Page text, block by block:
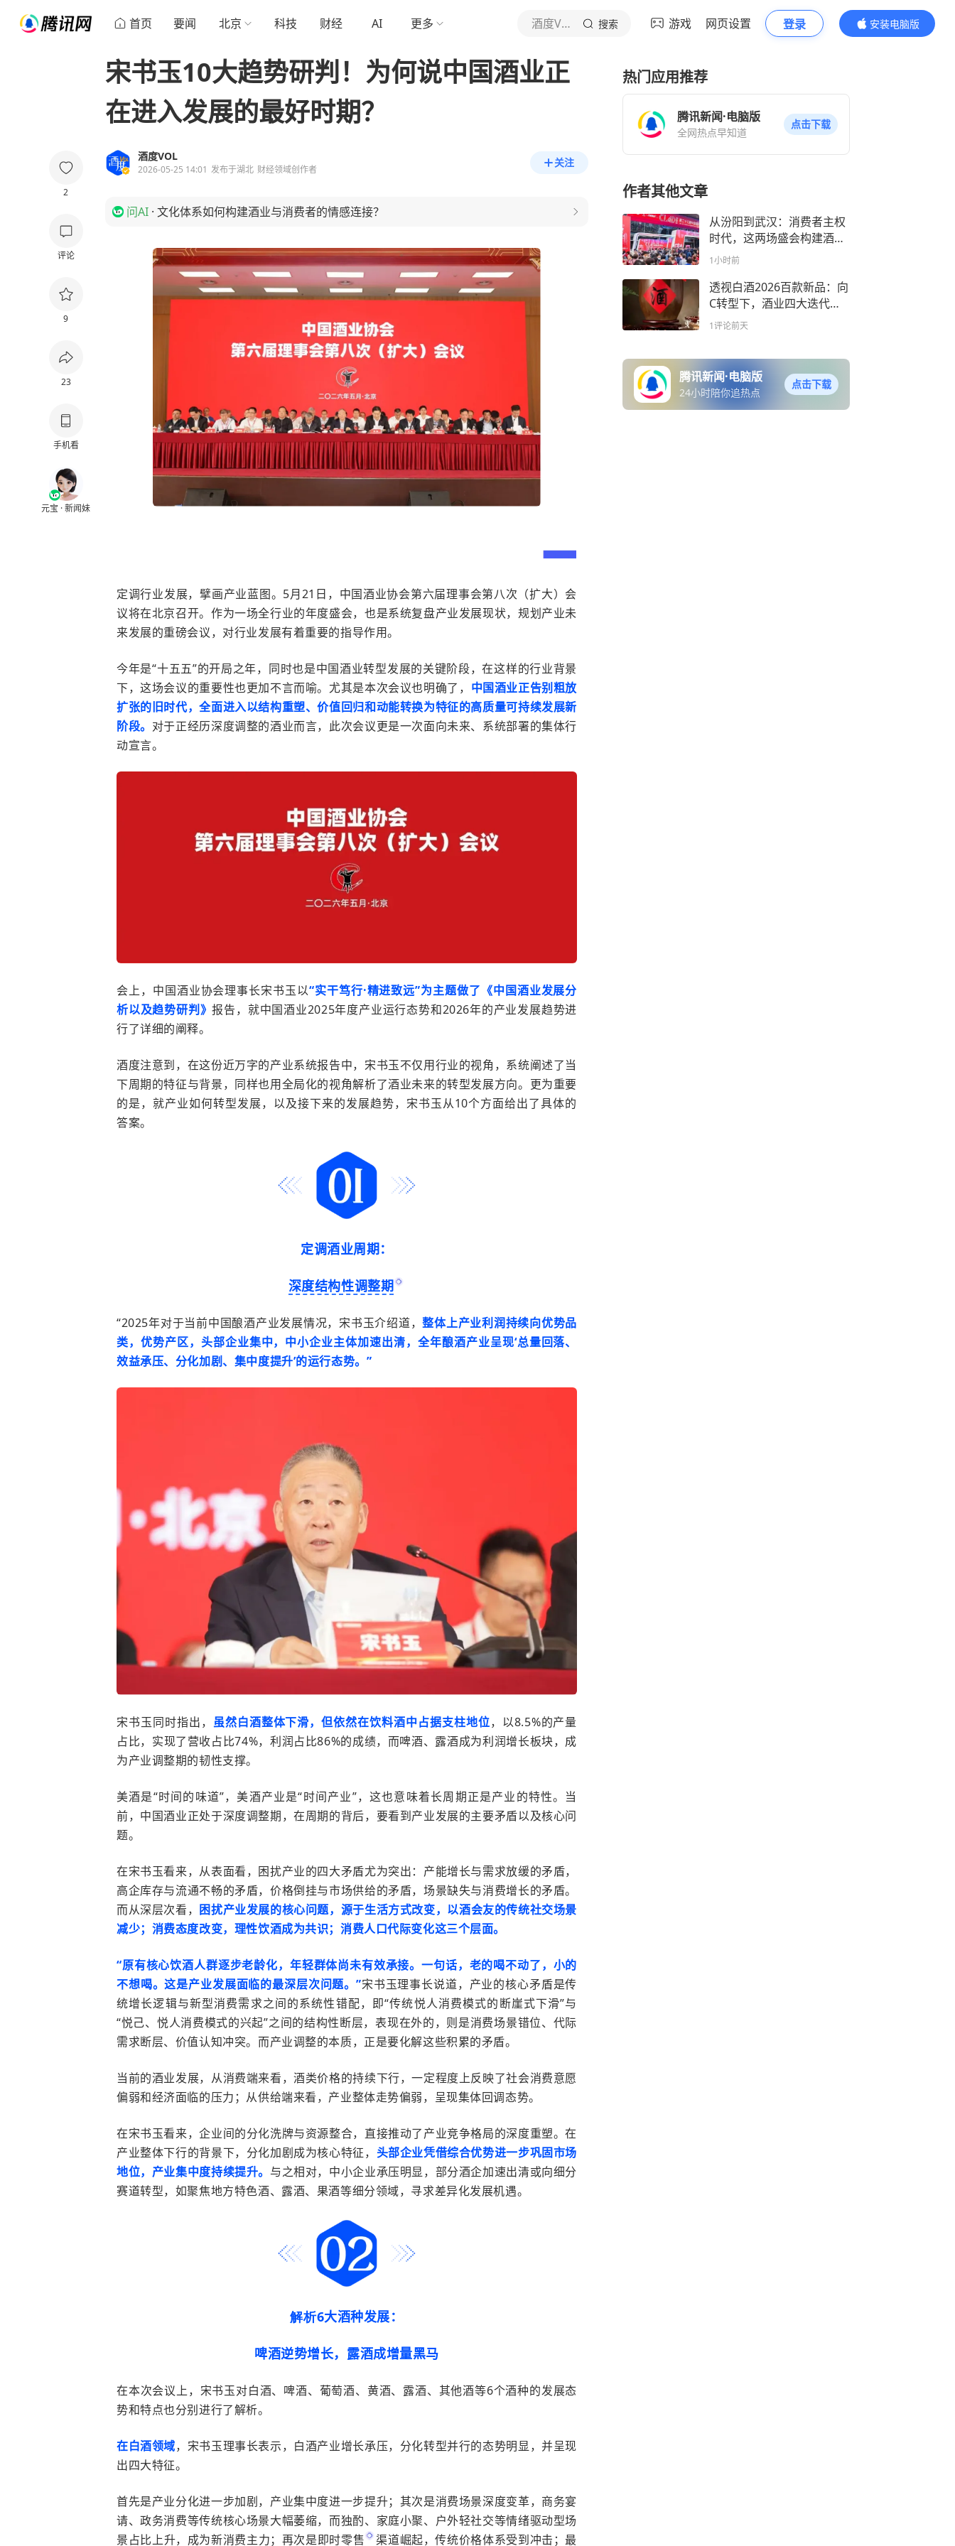
首页 要闻 北京 科技 财经 AI 更多 酒度VOL 搜索 游戏 网页设置 登录
安装电脑版
内容更精彩
2
评论
9
23
手机看
元宝 · 新闻妹
宋书玉10大趋势研判！为何说中国酒业正
在进入发展的最好时期？
酒度VOL
2026-05-25 14:01 发布于湖北 财经领域创作者
关注
问AI · 文化体系如何构建酒业与消费者的情感连接？
定调行业发展，擘画产业蓝图。 5月21 日，中国酒业协会第六届理事会第八次（扩大）会
议将在北京召开。作为一场全行业的年度盛会，也是系统复盘产业发展现状，规划产业未
来发展的重磅会议，对行业发展有着重要的指导作用。
今年是“十五五”的开局之年，同时也是中国酒业转型发展的关键阶段，在这样的行业背景
下，这场会议的重要性也更加不言而喻。尤其是本次会议也明确了， 中国酒业正告别粗放
扩张的旧时代，全面进入以结构重塑、价值回归和动能转换为特征的高质量可持续发展新
阶段。 对于正经历深度调整的酒业而言，此次会议更是一次面向未来、系统部署的集体行
动宣言。
会上，中国酒业协会理事长宋书玉以“实干笃行·精进致远”为主题做了《中国酒业发展分
析以及趋势研判》报告，就中国酒业2025年度产业运行态势和2026年的产业发展趋势进
行了详细的阐释。
酒度注意到，在这份近万字的产业系统报告中，宋书玉不仅用行业的视角，系统阐述了当
下周期的特征与背景，同样也用全局化的视角解析了酒业未来的转型发展方向。更为重要
的是，就产业如何转型发展，以及接下来的发展趋势，宋书玉从10个方面给出了具体的
答案。
定调酒业周期：
深度结构性调整期
“2025年对于当前中国酿酒产业发展情况， 宋书玉介绍道，整体上产业利润持续向优势品
类，优势产区，头部企业集中，中小企业主体加速出清，全年酿酒产业呈现‘总量回落、
效益承压、分化加剧、集中度提升’的运行态势。”
宋书玉同时指出， 虽然白酒整体下滑，但依然在饮料酒中占据支柱地位，以8.5%的产量
占比，实现了营收占比74%，利润占比86%的成绩，而啤酒、露酒成为利润增长板块，成
为产业调整期的韧性支撑。
美酒是“时间的味道”，美酒产业是“时间产业”，这也意味着长周期正是产业的特性。 当
前，中国酒业正处于深度调整期，在周期的背后，要看到产业发展的主要矛盾以及核心问
题。
在宋书玉看来，从表面看，困扰产业的四大矛盾尤为突出： 产能增长与需求放缓的矛盾，
高企库存与流通不畅的矛盾，价格倒挂与市场供给的矛盾，场景缺失与消费增长的矛盾。
而从深层次看， 困扰产业发展的核心问题，源于生活方式改变，以酒会友的传统社交场景
减少；消费态度改变，理性饮酒成为共识；消费人口代际变化这三个层面。
“原有核心饮酒人群逐步老龄化，年轻群体尚未有效承接。一句话，老的喝不动了，小的
不想喝。这是产业发展面临的最深层次问题。”宋书玉理事长说道，产业的核心矛盾是传
统增长逻辑与新型消费需求之间的系统性错配，即“传统悦人消费模式的断崖式下滑”与
“悦己、悦人消费模式的兴起”之间的结构性断层，表现在外的，则是消费场景错位、代际
需求断层、价值认知冲突。而产业调整的本质，正是要化解这些积累的矛盾。
当前的酒业发展，从消费端来看，酒类价格的持续下行，一定程度上反映了社会消费意愿
偏弱和经济面临的压力；从供给端来看，产业整体走势偏弱，呈现集体回调态势。
在宋书玉看来，企业间的分化洗牌与资源整合，直接推动了产业竞争格局的深度重塑。在
产业整体下行的背景下，分化加剧成为核心特征， 头部企业凭借综合优势进一步巩固市场
地位，产业集中度持续提升。 与之相对，中小企业承压明显，部分酒企加速出清或向细分
赛道转型，如聚焦地方特色酒、露酒、果酒等细分领域，寻求差异化发展机遇。
解析6大酒种发展：
啤酒逆势增长，露酒成增量黑马
在本次会议上，宋书玉对白酒、啤酒、葡萄酒、黄酒、露酒、其他酒等6个酒种的发展态
势和特点也分别进行了解析。
在白酒领域，宋书玉理事长表示，白酒产业增长承压，分化转型并行的态势明显，并呈现
出四大特征。
首先是产业分化进一步加剧，产业集中度进一步提升；其次是消费场景深度变革，商务宴
请、政务消费等传统核心场景大幅萎缩，而独酌、家庭小聚、户外轻社交等情绪驱动型场
景占比上升，成为新消费主力；再次是即时零售 渠道崛起，传统价格体系受到冲击；最
热门应用推荐
腾讯新闻·电脑版
全网热点早知道
点击下载
作者其他文章
从汾阳到武汉：消费者主权
时代，这两场盛会构建酒业
向C的“两种解法”
1小时前
透视白酒2026百款新品：向
C转型下，酒业四大迭代趋
势与消费变革真相
1评论前天
腾讯新闻·电脑版
24小时陪你追热点
点击下载